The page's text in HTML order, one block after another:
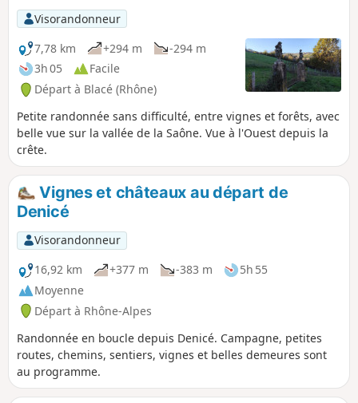
Visorandonneur
7,78 km
+294 m
-294 m
3h 05
Facile
Départ à Blacé (Rhône)
Petite randonnée sans difficulté, entre vignes et forêts, avec
belle vue sur la vallée de la Saône. Vue à l'Ouest depuis la
crête.
Vignes et châteaux au départ de
Denicé
Visorandonneur
16,92 km
+377 m -383 m
5h 55
Moyenne
Départ à Rhône-Alpes
Randonnée en boucle depuis Denicé. Campagne, petites
routes, chemins, sentiers, vignes et belles demeures sont
au programme.